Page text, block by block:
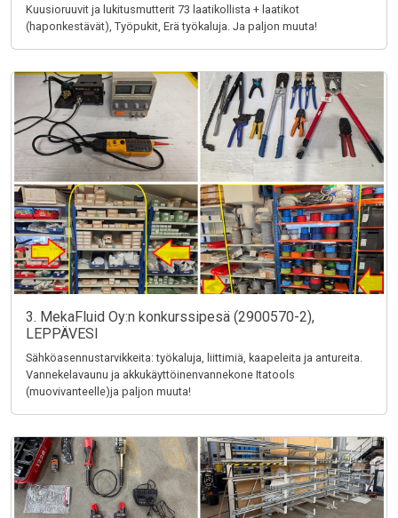
Kuusioruuvit ja lukitusmutterit 73 laatikollista + laatikot
(haponkestävät), Työpukit, Erä työkaluja. Ja paljon muuta!
3. MekaFluid Oy:n konkurssipesä (2900570-2),
LEPPÄVESI
Sähköasennustarvikkeita: työkaluja, liittimiä, kaapeleita ja antureita.
Vannekelavaunu ja akkukäyttöinenvannekone Itatools
(muovivanteelle)ja paljon muuta!